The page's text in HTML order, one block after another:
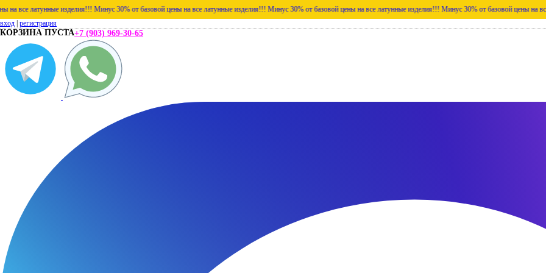
изделия!!! Минус 30% от базовой цены на все латунные изделия!!! Минус 30% от базовой цены на все латунные изделия!!! Минус 30% от базовой цены на все
вход регистрация
КОРЗИНА ПУСТА+7 (903) 969-30-65